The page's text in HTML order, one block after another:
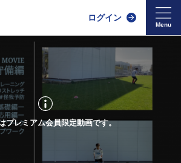
ログイン
プレミアム会員限定動画です。